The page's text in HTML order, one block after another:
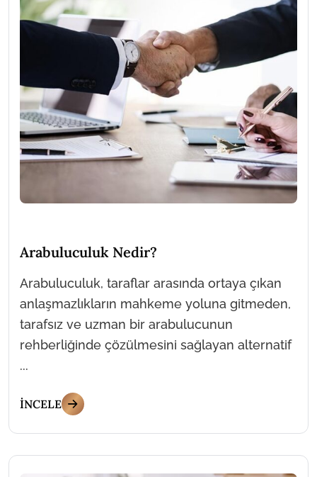
Arabuluculuk Nedir?
Arabuluculuk, taraflar arasında ortaya çıkan
anlaşmazlıkların mahkeme yoluna gitmeden,
tarafsız ve uzman bir arabulucunun
rehberliğinde çözülmesini sağlayan alternatif
...
İNCELE